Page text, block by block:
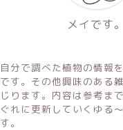
メイです。
自分で調べた植物の情報
です。その他興味のある
じります。内容は参考ま
ぐれに更新していくゆる
す。